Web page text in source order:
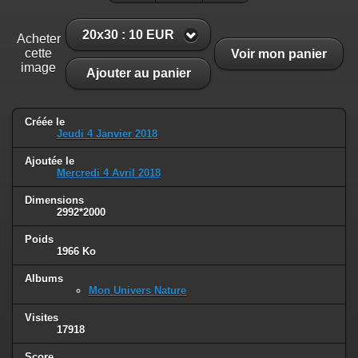
Acheter
cette
image
20x30 : 10 EUR
Ajouter au panier
Voir mon panier
Créée le
Jeudi 4 Janvier 2018
Ajoutée le
Mercredi 4 Avril 2018
Dimensions
2992*2000
Poids
1966 Ko
Albums
Mon Univers Nature
Visites
17918